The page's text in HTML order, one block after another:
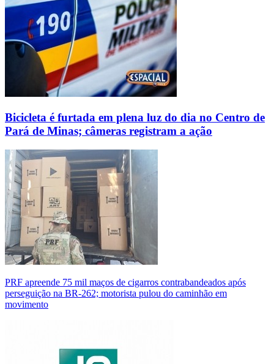
Bicicleta é furtada em plena luz do dia no Centro de
Pará de Minas; câmeras registram a ação
PRF apreende 75 mil maços de cigarros contrabandeados após
perseguição na BR-262; motorista pulou do caminhão em
movimento